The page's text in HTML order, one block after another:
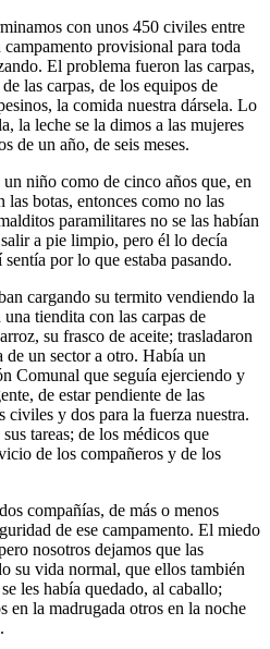
con unos 450 civiles entre
provisional para toda
El problema fueron las carpas,
las carpas, de los equipos de
la comida nuestra dársela. Lo
la leche se la dimos a las mujeres
de un año, de seis meses.
niño como de cinco años que, en
las botas, entonces como no las
paramilitares no se las habían
a pie limpio, pero él lo decía
por lo que estaba pasando.
cargando su termito vendiendo la
tiendita con las carpas de
su frasco de aceite; trasladaron
un sector a otro. Había un
Comunal que seguía ejerciendo y
de estar pendiente de las
civiles y dos para la fuerza nuestra.
tareas; de los médicos que
de los compañeros y de los
compañías, de más o menos
de ese campamento. El miedo
nosotros dejamos que las
su vida normal, que ellos también
les había quedado, al caballo;
en la madrugada otros en la noche